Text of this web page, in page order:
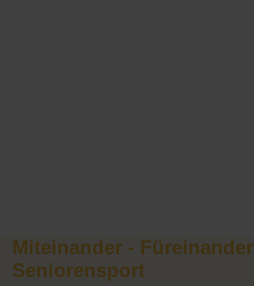
Miteinander - Füreinander
Seniorensport